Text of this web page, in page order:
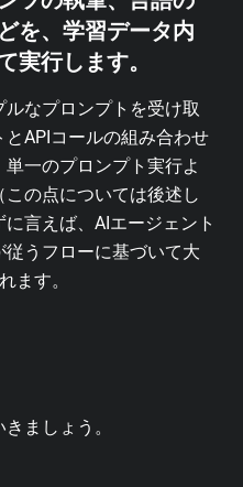
を、学習データ内
実行します。
なプロンプトを受け取
APIコールの組み合わせ
一のプロンプト実行よ
の点については後述し
言えば、AIエージェント
うフローに基づいて大
ます。
ましょう。